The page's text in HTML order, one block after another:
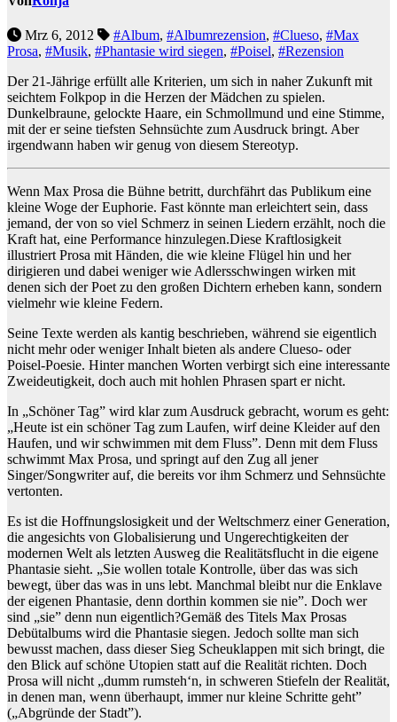
Mrz 6, 2012 #Album, #Albumrezension, #Clueso, #Max
Prosa, #Musik, #Phantasie wird siegen, #Poisel, #Rezension
Der 21-Jährige erfüllt alle Kriterien, um sich in naher Zukunft mit
seichtem Folkpop in die Herzen der Mädchen zu spielen.
Dunkelbraune, gelockte Haare, ein Schmollmund und eine Stimme,
mit der er seine tiefsten Sehnsüchte zum Ausdruck bringt. Aber
irgendwann haben wir genug von diesem Stereotyp.
Wenn Max Prosa die Bühne betritt, durchfährt das Publikum eine
kleine Woge der Euphorie. Fast könnte man erleichtert sein, dass
jemand, der von so viel Schmerz in seinen Liedern erzählt, noch die
Kraft hat, eine Performance hinzulegen.Diese Kraftlosigkeit
illustriert Prosa mit Händen, die wie kleine Flügel hin und her
dirigieren und dabei weniger wie Adlersschwingen wirken mit
denen sich der Poet zu den großen Dichtern erheben kann, sondern
vielmehr wie kleine Federn.
Seine Texte werden als kantig beschrieben, während sie eigentlich
nicht mehr oder weniger Inhalt bieten als andere Clueso- oder
Poisel-Poesie. Hinter manchen Worten verbirgt sich eine interessante
Zweideutigkeit, doch auch mit hohlen Phrasen spart er nicht.
In „Schöner Tag” wird klar zum Ausdruck gebracht, worum es geht:
„Heute ist ein schöner Tag zum Laufen, wirf deine Kleider auf den
Haufen, und wir schwimmen mit dem Fluss”. Denn mit dem Fluss
schwimmt Max Prosa, und springt auf den Zug all jener
Singer/Songwriter auf, die bereits vor ihm Schmerz und Sehnsüchte
vertonten.
Es ist die Hoffnungslosigkeit und der Weltschmerz einer Generation,
die angesichts von Globalisierung und Ungerechtigkeiten der
modernen Welt als letzten Ausweg die Realitätsflucht in die eigene
Phantasie sieht. „Sie wollen totale Kontrolle, über das was sich
bewegt, über das was in uns lebt. Manchmal bleibt nur die Enklave
der eigenen Phantasie, denn dorthin kommen sie nie”. Doch wer
sind „sie” denn nun eigentlich?Gemäß des Titels Max Prosas
Debütalbums wird die Phantasie siegen. Jedoch sollte man sich
bewusst machen, dass dieser Sieg Scheuklappen mit sich bringt, die
den Blick auf schöne Utopien statt auf die Realität richten. Doch
Prosa will nicht „dumm rumsteh‘n, in schweren Stiefeln der Realität,
in denen man, wenn überhaupt, immer nur kleine Schritte geht”
(„Abgründe der Stadt”).